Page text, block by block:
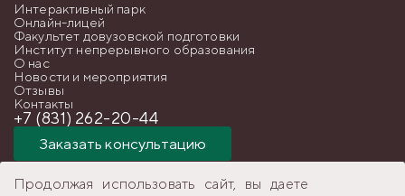
Интерактивный парк
Онлайн-лицей
Факультет довузовской подготовки
Институт непрерывного образования
О нас
Новости и мероприятия
Отзывы
Контакты
+7 (831) 262-20-44
Заказать консультацию
Продолжая использовать сайт, вы даете